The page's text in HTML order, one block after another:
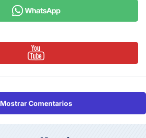
Mostrar Comentarios